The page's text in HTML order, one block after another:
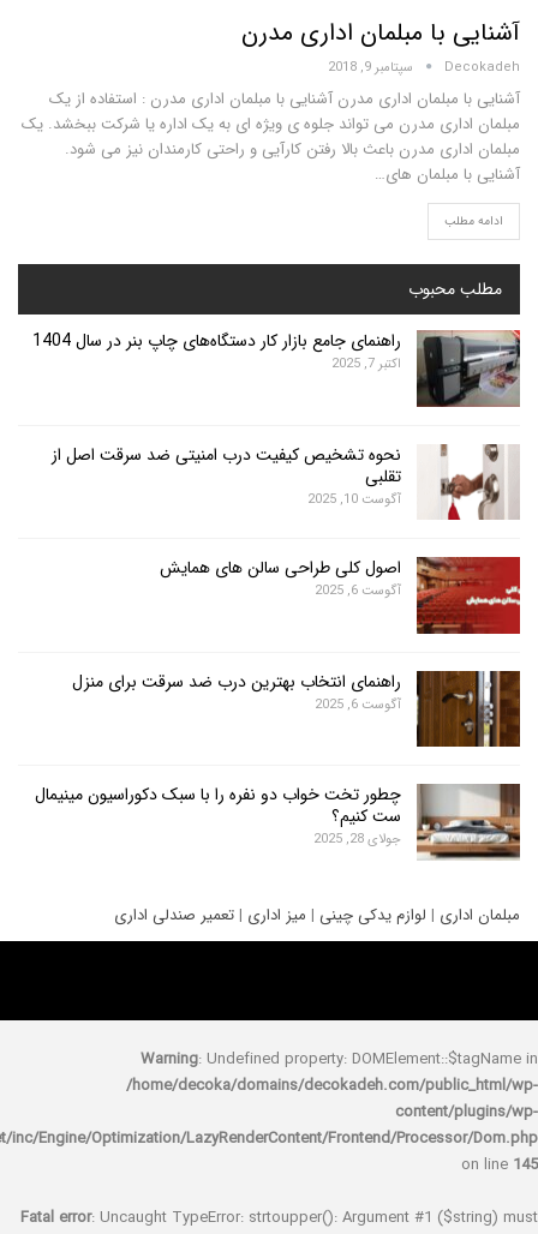
با مبلمان اداری مدرن
سپتامبر 9, 2018
اداری مدرن آشنایی با مبلمان اداری مدرن : استفاده از یک
مدرن می تواند جلوه ی ویژه ای به یک اداره یا شرکت ببخشد. یک
مدرن باعث بالا رفتن کارآیی و راحتی کارمندان نیز می شود.
مبلمان های…
راهنمای جامع بازار کار دستگاه‌های چاپ بنر در سال 1404
اکتبر 7, 2025
نحوه تشخیص کیفیت درب امنیتی ضد سرقت اصل از
تقلبی
آگوست 10, 2025
اصول کلی طراحی سالن های همایش
آگوست 6, 2025
راهنمای انتخاب بهترین درب ضد سرقت برای منزل
آگوست 6, 2025
چطور تخت خواب دو نفره را با سبک دکوراسیون مینیمال
ست کنیم؟
جولای 28, 2025
|لوازم یدکی چینی|میز اداری| تعمیر صندلی اداری
Warning: Undefined property:
/home/decoka/domains/decokadeh.com/
rocket/inc/Engine/Optimization/LazyRenderContent/Frontend/
Fatal error : Uncaught TypeError: strtoupper(): Argument #1